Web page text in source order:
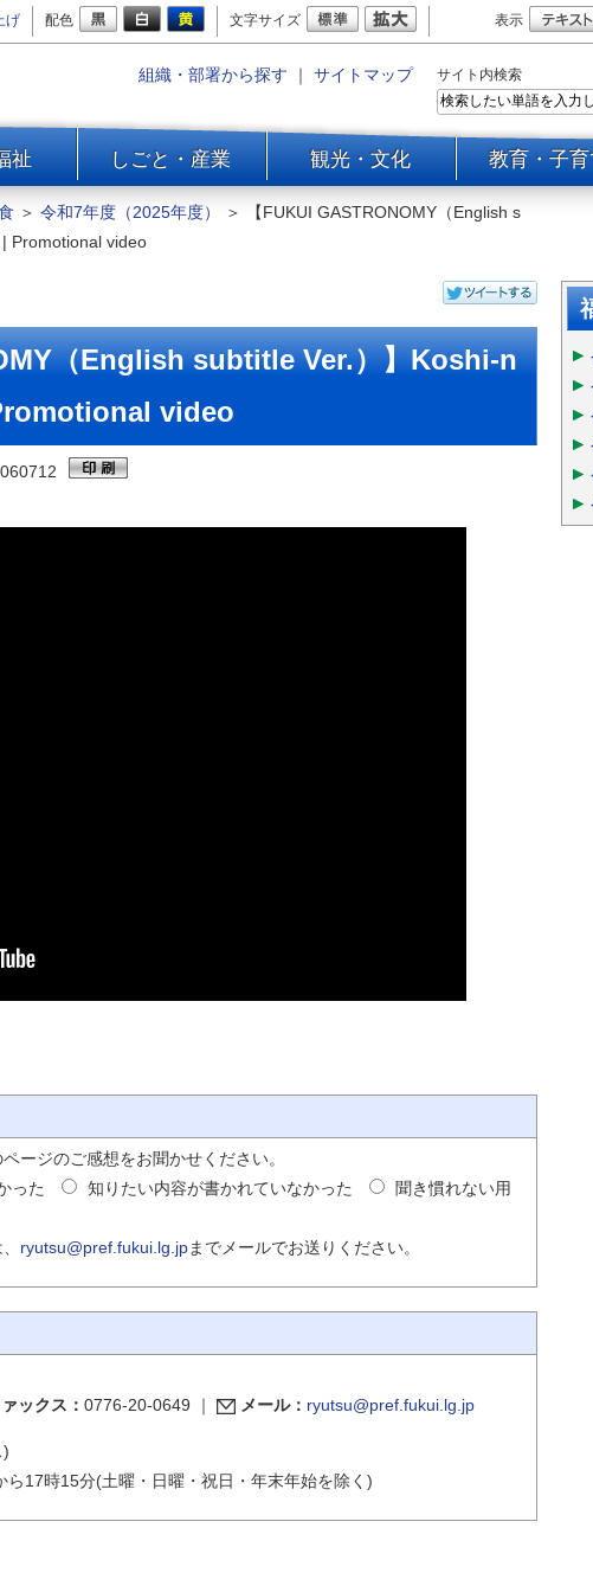
げ 配色 文字サイズ 表示
組織・部署から探す ｜ サイトマップ サイト内検索
祉 しごと・産業 観光・文化 教育・子育
＞ 令和7年度（2025年度） ＞
【FUKUI GASTRONOMY（English s
Promotional video
（English subtitle Ver.）】Koshi-n
video
060712
ージのご感想をお聞かせください。
った
知りたい内容が書かれていなかった 聞き慣れない用
ryutsu@pref.fukui.lg.jpまでメールでお送りください。
ックス： 0776-20-0649 ｜ メール： ryutsu@pref.fukui.lg.jp
)
17時15分(土曜・日曜・祝日・年末年始を除く)